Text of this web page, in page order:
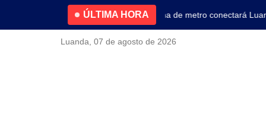
ÚLTIMA HORA
4.2% no primeiro trimestre Nova linha de metro conectará
Luanda, 07 de agosto de 2026